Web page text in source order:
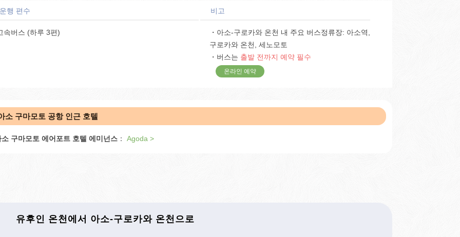
행 편수
속버스 (하루 3편)
비고
・아소-구로카와 온천 내 주요 버스정류장: 아소역,
구로카와 온천, 세노모토
・버스는 출발 전까지 예약 필수
온라인 예약
소 구마모토 공항 인근 호텔
소 구마모토 에어포트 호텔 에미넌스 ： Agoda >
유후인 온천에서 아소-구로카와 온천으로